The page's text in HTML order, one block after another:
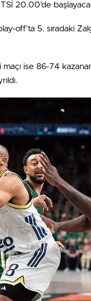
20.00’de
off’ta 5. sıradaki
maçı ise 86-74